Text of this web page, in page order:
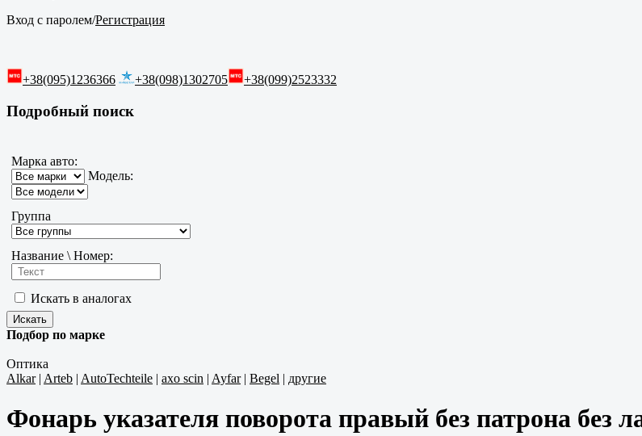
Вход с паролем/Регистрация
+38(095)1236366 +38(098)1302705 +38(099)2523332
Подробный поиск
Марка авто:
Модель:
Группа
Название \ Номер:
Искать в аналогах
Подбор по марке
Оптика
Alkar| Arteb | AutoTechteile | axo scin | Ayfar| Begel | другие
Фонарь указателя поворота правый без патрона без